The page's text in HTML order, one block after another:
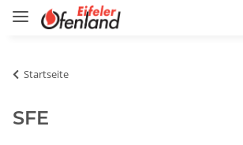
Startseite
SFE